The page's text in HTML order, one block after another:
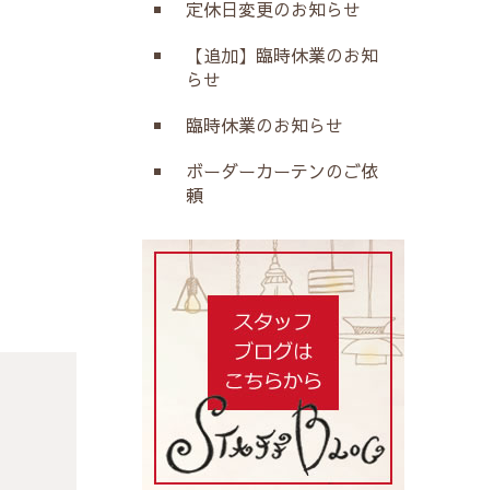
定休日変更のお知らせ
【追加】臨時休業のお知
らせ
臨時休業のお知らせ
ボーダーカーテンのご依
頼